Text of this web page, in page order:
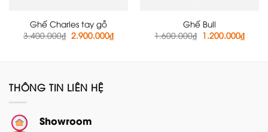
Ghế Charles tay gỗ
3.400.000₫ Giá
gốc
2.900.000₫Giá
hiện
Ghế Bull
1.600.000₫ Giá
gốc
1.200.000₫Giá
hiện
THÔNG TIN LIÊN HỆ
Showroom